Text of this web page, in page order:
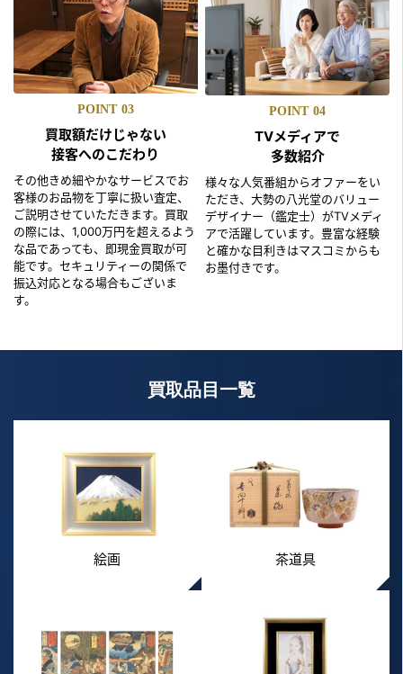
POINT 03
買取額だけじゃない
接客へのこだわり
その他きめ細やかなサービスでお
客様のお品物を丁寧に扱い査定、
ご説明させていただきます。買取
の際には、1,000万円を超えるよう
な品であっても、即現金買取が可
能です。セキュリティーの関係で
振込対応となる場合もございま
す。
POINT 04
TVメディアで
多数紹介
様々な人気番組からオファーをい
ただき、大勢の八光堂のバリュー
デザイナー（鑑定士）がTVメディ
アで活躍しています。豊富な経験
と確かな目利きはマスコミからも
お墨付きです。
買取品目一覧
絵画 茶道具